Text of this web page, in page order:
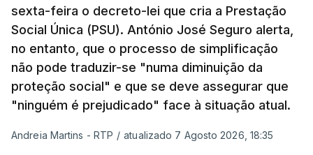
sexta-feira o decreto-lei que cria a Prestação
Social Única (PSU). António José Seguro alerta,
no entanto, que o processo de simplificação
não pode traduzir-se "numa diminuição da
proteção social" e que se deve assegurar que
"ninguém é prejudicado" face à situação atual.
Andreia Martins - RTP / atualizado 7 Agosto 2026, 18:35